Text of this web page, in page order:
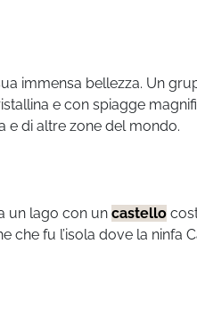
immensa bellezza. Un
e con spiagge
e di altre zone del mondo.
un lago con un castello
che fu l’isola dove la ninfa